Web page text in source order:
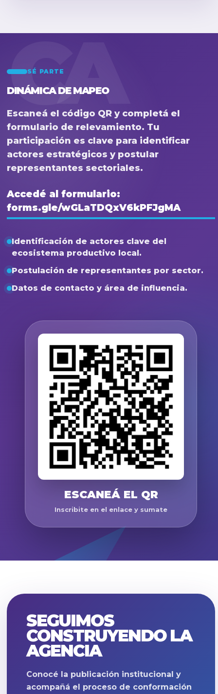
SÉ PARTE
DINÁMICA DE MAPEO
Escaneá el código QR y completá el
formulario de relevamiento. Tu
participación es clave para identificar
actores estratégicos y postular
representantes sectoriales.
Accedé al formulario:
forms.gle/wGLaTDQxV6kPFJgMA
Identificación de actores clave del
ecosistema productivo local.
Postulación de representantes por sector.
Datos de contacto y área de influencia.
ESCANEÁ EL QR
Inscribite en el enlace y sumate
SEGUIMOS
CONSTRUYENDO LA
AGENCIA
Conocé la publicación institucional y
acompañá el proceso de conformación